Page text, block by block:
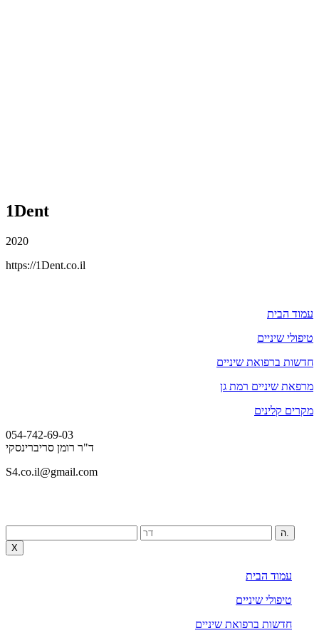
1Dent
2020
https://1Dent.co.il
עמוד הבית
טיפולי שיניים
חדשות ברפואת שיניים
מרפאת שיניים רמת גן
מקרים קלינים
054-742-69-03
ד"ר רומן סריברינסקי
S4.co.il@gmail.com
ה.
X
עמוד הבית
טיפולי שיניים
חדשות ברפואת שיניים